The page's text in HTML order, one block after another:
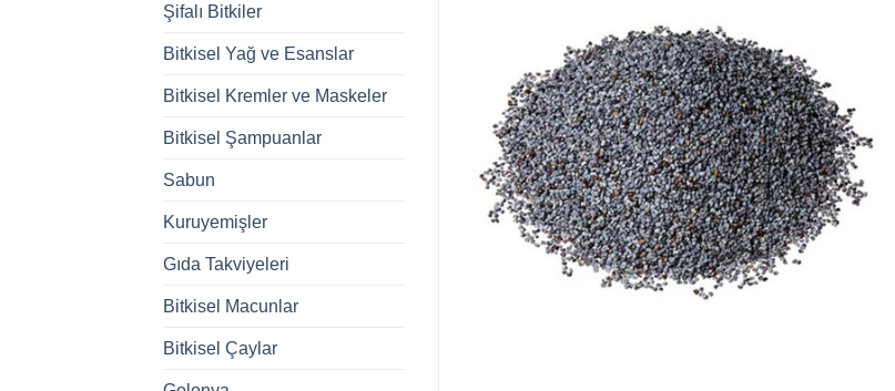
Şifalı Bitkiler
Bitkisel Yağ ve Esanslar
Bitkisel Kremler ve Maskeler
Bitkisel Şampuanlar
Sabun
Kuruyemişler
Gıda Takviyeleri
Bitkisel Macunlar
Bitkisel Çaylar